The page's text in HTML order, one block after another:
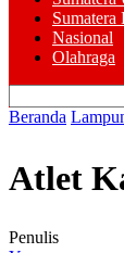
Sumatera
Nasional
Olahraga
Beranda
Atlet
Penulis